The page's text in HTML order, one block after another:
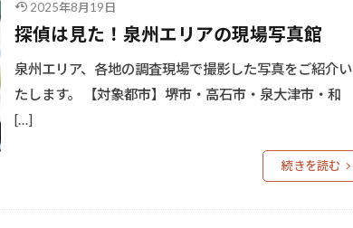
2025年8月19日
探偵は見た！泉州エリアの現場写真館
泉州エリア、各地の調査現場で撮影した写真をご紹介い
たします。 【対象都市】堺市・高石市・泉大津市・和
[…]
続きを読む